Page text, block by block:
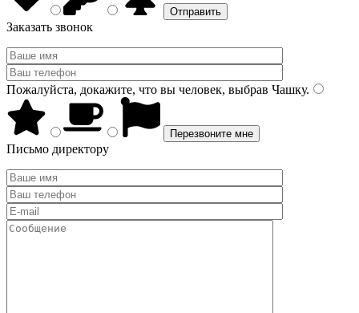
Заказать звонок
Пожалуйста, докажите, что вы человек, выбрав Чашку.
Письмо директору